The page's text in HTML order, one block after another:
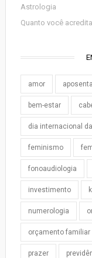
Astrologia
Quanto você
amor
bem-estar
dia internacional
feminismo
fonoaudiologia
investimento
numerologia
orçamento familiar
prazer